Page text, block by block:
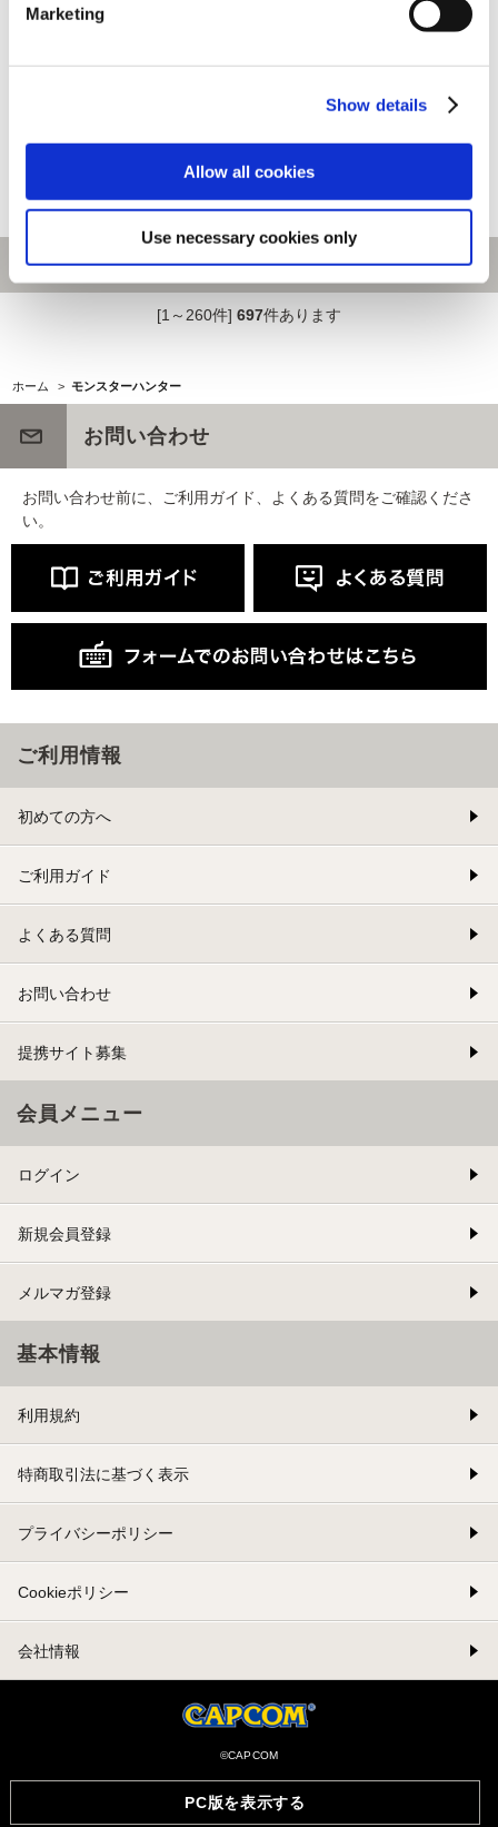
Marketing
Show details
Allow all cookies
Use necessary cookies only
ハンカチーフ モンスターハンタ
2,200円(税込)
[1～260件] 697件あります
ホーム > モンスターハンター
PC版を表示する
お問い合わせ
お問い合わせ前に、ご利用ガイド、よくある質問をご確認くださ
い。
ご利用情報
初めての方へ
ご利用ガイド
よくある質問
お問い合わせ
提携サイト募集
会員メニュー
ログイン
新規会員登録
メルマガ登録
基本情報
利用規約
特商取引法に基づく表示
プライバシーポリシー
Cookieポリシー
会社情報
©CAPCOM